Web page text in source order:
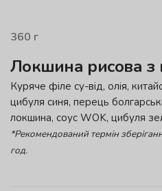
360 г
Локшина рисова з
Куряче філе су-від, олія,
цибуля синя, перець
локшина, соус WOK, цибуля
*Рекомендований термін
год.